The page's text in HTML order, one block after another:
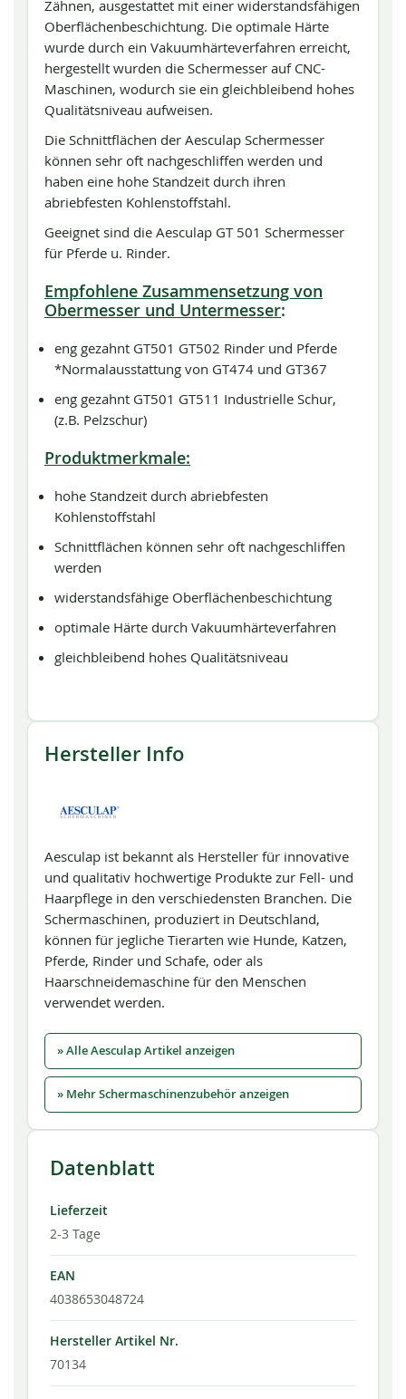
Zähnen, ausgestattet mit einer widerstandsfähigen
Oberflächenbeschichtung. Die optimale Härte
wurde durch ein Vakuumhärteverfahren erreicht,
hergestellt wurden die Schermesser auf CNC-
Maschinen, wodurch sie ein gleichbleibend hohes
Qualitätsniveau aufweisen.
Die Schnittflächen der Aesculap Schermesser
können sehr oft nachgeschliffen werden und
haben eine hohe Standzeit durch ihren
abriebfesten Kohlenstoffstahl.
Geeignet sind die Aesculap GT 501 Schermesser
für Pferde u. Rinder.
Empfohlene Zusammensetzung von
Obermesser und Untermesser:
eng gezahnt GT501 GT502 Rinder und Pferde
*Normalausstattung von GT474 und GT367
eng gezahnt GT501 GT511 Industrielle Schur,
(z.B. Pelzschur)
Produktmerkmale:
hohe Standzeit durch abriebfesten
Kohlenstoffstahl
Schnittflächen können sehr oft nachgeschliffen
werden
widerstandsfähige Oberflächenbeschichtung
optimale Härte durch Vakuumhärteverfahren
gleichbleibend hohes Qualitätsniveau
Hersteller Info
Aesculap ist bekannt als Hersteller für innovative
und qualitativ hochwertige Produkte zur Fell- und
Haarpflege in den verschiedensten Branchen. Die
Schermaschinen, produziert in Deutschland,
können für jegliche Tierarten wie Hunde, Katzen,
Pferde, Rinder und Schafe, oder als
Haarschneidemaschine für den Menschen
verwendet werden.
» Alle Aesculap Artikel anzeigen
» Mehr Schermaschinenzubehör anzeigen
Datenblatt
Lieferzeit
2-3 Tage
EAN
4038653048724
Hersteller Artikel Nr.
70134